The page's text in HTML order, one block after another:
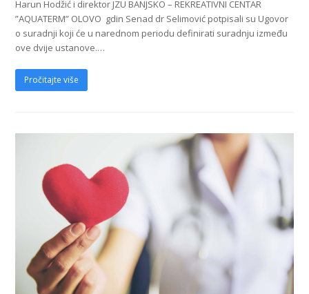
Harun Hodžić i direktor JZU BANJSKO – REKREATIVNI CENTAR
”AQUATERM” OLOVO gdin Senad dr Selimović potpisali su Ugovor
o suradnji koji će u narednom periodu definirati suradnju između
ove dvije ustanove.…
Pročitajte više